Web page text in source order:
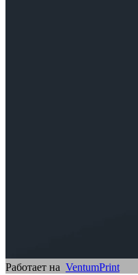
Работает на VentumPrint